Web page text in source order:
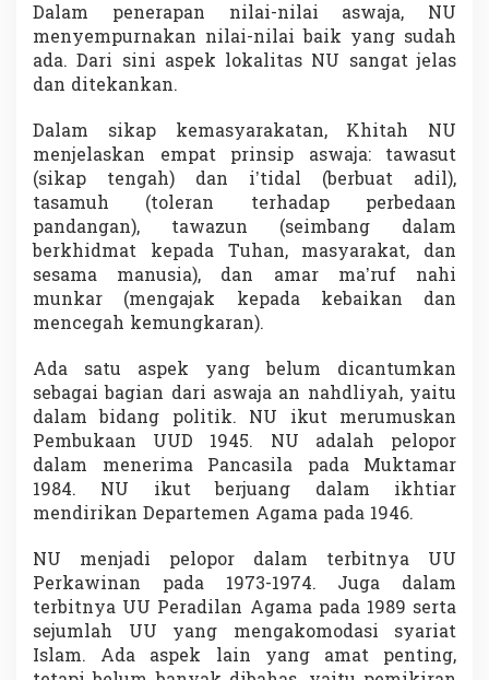
Dalam penerapan nilai-nilai aswaja, NU
menyempurnakan nilai-nilai baik yang sudah
ada. Dari sini aspek lokalitas NU sangat jelas
dan ditekankan.
Dalam sikap kemasyarakatan, Khitah NU
menjelaskan empat prinsip aswaja: tawasut
(sikap tengah) dan i’tidal (berbuat adil),
tasamuh (toleran terhadap perbedaan
pandangan), tawazun (seimbang dalam
berkhidmat kepada Tuhan, masyarakat, dan
sesama manusia), dan amar ma’ruf nahi
munkar (mengajak kepada kebaikan dan
mencegah kemungkaran).
Ada satu aspek yang belum dicantumkan
sebagai bagian dari aswaja an nahdliyah, yaitu
dalam bidang politik. NU ikut merumuskan
Pembukaan UUD 1945. NU adalah pelopor
dalam menerima Pancasila pada Muktamar
1984. NU ikut berjuang dalam ikhtiar
mendirikan Departemen Agama pada 1946.
NU menjadi pelopor dalam terbitnya UU
Perkawinan pada 1973-1974. Juga dalam
terbitnya UU Peradilan Agama pada 1989 serta
sejumlah UU yang mengakomodasi syariat
Islam. Ada aspek lain yang amat penting,